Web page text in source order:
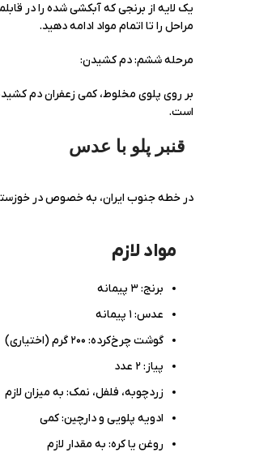
یک لایه از برنجی که آبکشی شده را در
مراحل را تا اتمام مواد ادامه دهید.
مرحله ششم: دم کشیدن:
بر روی پلوی مخلوط، کمی زعفران دم کشیده بریزید و اجازه دهید ۳۰ الی
است.
قنبر پلو با عدس
در خطه جنوب ایران، به خصوص در
مواد لازم
برنج: ۳ پیمانه
عدس: ۱ پیمانه
گوشت چرخ‌کرده: ۲۰۰ گرم (اختیاری)
پیاز: ۲ عدد
زردچوبه، فلفل، نمک: به میزان لازم
ادویه پلویی و دارچین: کمی
روغن یا کره: به مقدار لازم